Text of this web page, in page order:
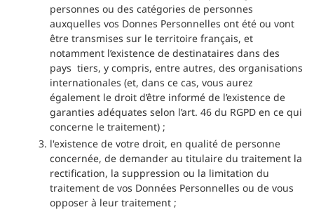
personnes ou des catégories de personnes
auxquelles vos Donnes Personnelles ont été ou vont
être transmises sur le territoire français, et
notamment l’existence de destinataires dans des
pays tiers, y compris, entre autres, des organisations
internationales (et, dans ce cas, vous aurez
également le droit d’être informé de l’existence de
garanties adéquates selon l’art. 46 du RGPD en ce qui
concerne le traitement) ;
l'existence de votre droit, en qualité de personne
concernée, de demander au titulaire du traitement la
rectification, la suppression ou la limitation du
traitement de vos Données Personnelles ou de vous
opposer à leur traitement ;